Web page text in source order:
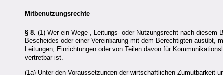
Mitbenutzungsrechte
§ 8. (1) Wer ein Wege-, Leitungs- oder Nutzungsrecht nach diesem
Bescheides oder einer Vereinbarung mit dem Berechtigten ausübt,
Leitungen, Einrichtungen oder von Teilen davon für
vertretbar ist.
(1a) Unter den Voraussetzungen der wirtschaftlichen Zumutbarkeit